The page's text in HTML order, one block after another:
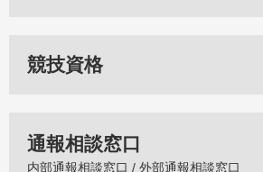
競技資格
通報相談窓口
内部通報相談窓口 / 外部通報相談窓口